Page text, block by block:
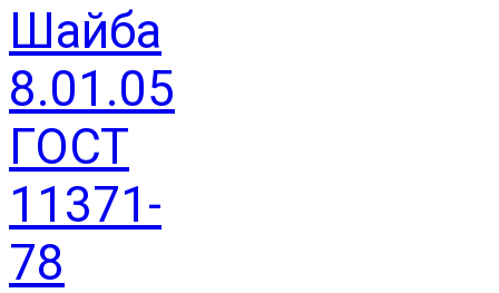
Шайба
8.01.05
ГОСТ
11371-
78